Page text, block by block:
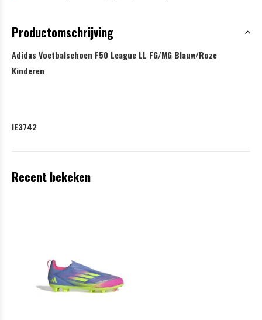
Productomschrijving
Adidas Voetbalschoen F50 League LL FG/MG Blauw/Roze
Kinderen
IE3742
Recent bekeken